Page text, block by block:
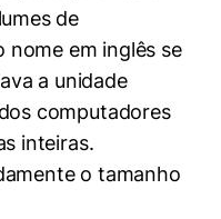
de
em inglês se
a unidade
computadores
inteiras.
o tamanho